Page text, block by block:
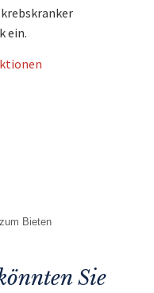
ein.
Bieten
Sie